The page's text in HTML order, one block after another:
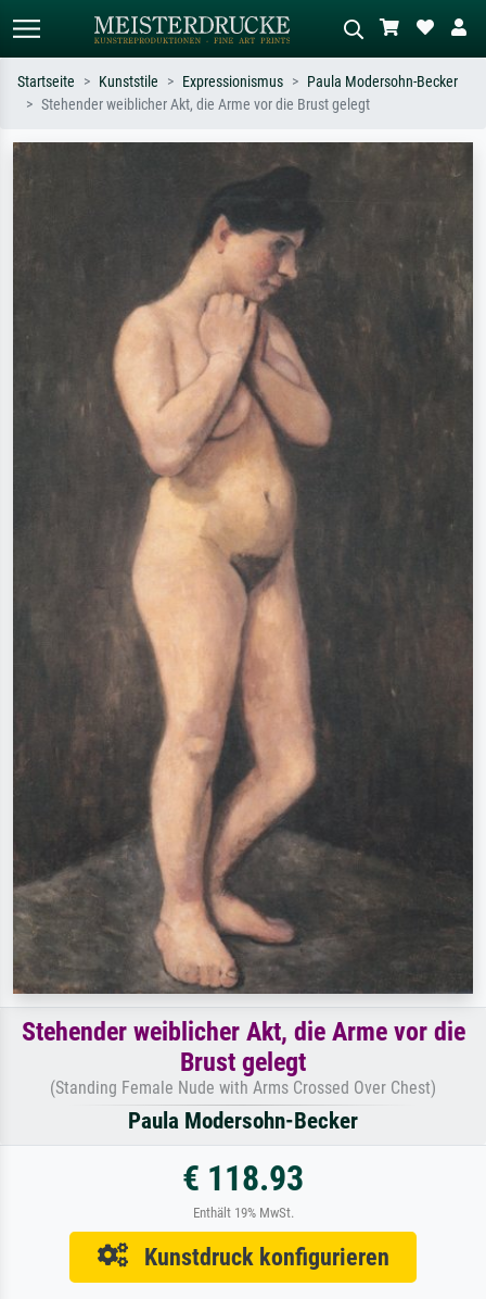
Beschreiben Sie die Szene – z.B. Grüne
Wiese, Abstrakt mit viel Rot, Dunkles
Baum.
Startseite Kunststile Expressionismus
Paula Modersohn-Becker
Stehender weiblicher Akt, die Arme vor die Brust gelegt
Stehender weiblicher Akt, die Arme vor die
Brust gelegt
(Standing Female Nude with Arms Crossed Over Chest)
Paula Modersohn-Becker
€ 118.93
Enthält 19% MwSt.
Kunstdruck konfigurieren